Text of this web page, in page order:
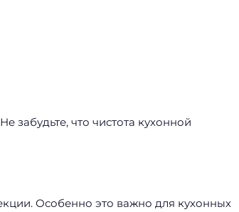
забудьте, что чистота кухонной
Особенно это важно для кухонных